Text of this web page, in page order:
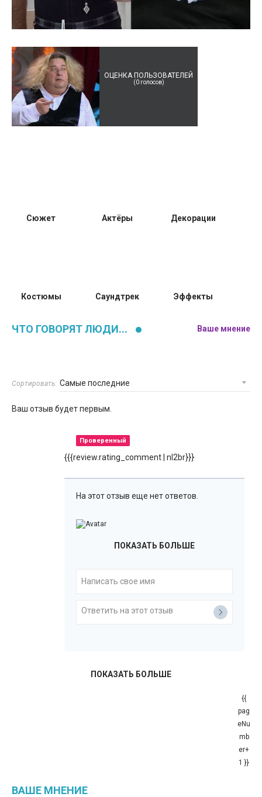
ОЦЕНКА ПОЛЬЗОВАТЕЛЕЙ
(0голосов)
Сюжет Актёры Декорации
Костюмы Саундтрек Эффекты
ЧТО ГОВОРЯТ ЛЮДИ... Ваше мнение
Сортировать:
Ваш отзыв будет первым.
Проверенный
{{{review.rating_comment | nl2br}}}
На этот отзыв еще нет ответов.
ПОКАЗАТЬ БОЛЬШЕ
ПОКАЗАТЬ БОЛЬШЕ
{{
pag
eNu
mb
er+
1 }}
ВАШЕ МНЕНИЕ